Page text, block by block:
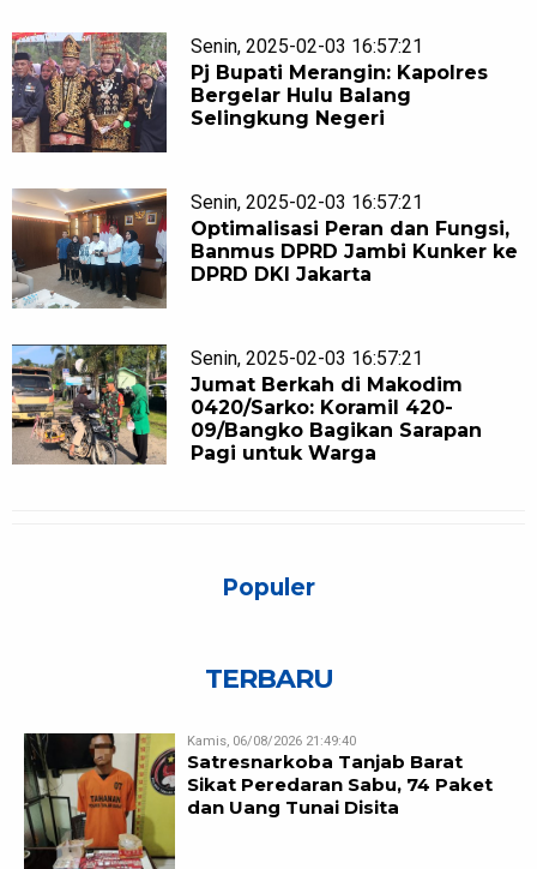
Senin, 2025-02-03 16:57:21
Pj Bupati Merangin: Kapolres
Bergelar Hulu Balang
Selingkung Negeri
Senin, 2025-02-03 16:57:21
Optimalisasi Peran dan Fungsi,
Banmus DPRD Jambi Kunker ke
DPRD DKI Jakarta
Senin, 2025-02-03 16:57:21
Jumat Berkah di Makodim
0420/Sarko: Koramil 420-
09/Bangko Bagikan Sarapan
Pagi untuk Warga
Populer
TERBARU
Kamis, 06/08/2026 21:49:40
Satresnarkoba Tanjab Barat
Sikat Peredaran Sabu, 74 Paket
dan Uang Tunai Disita